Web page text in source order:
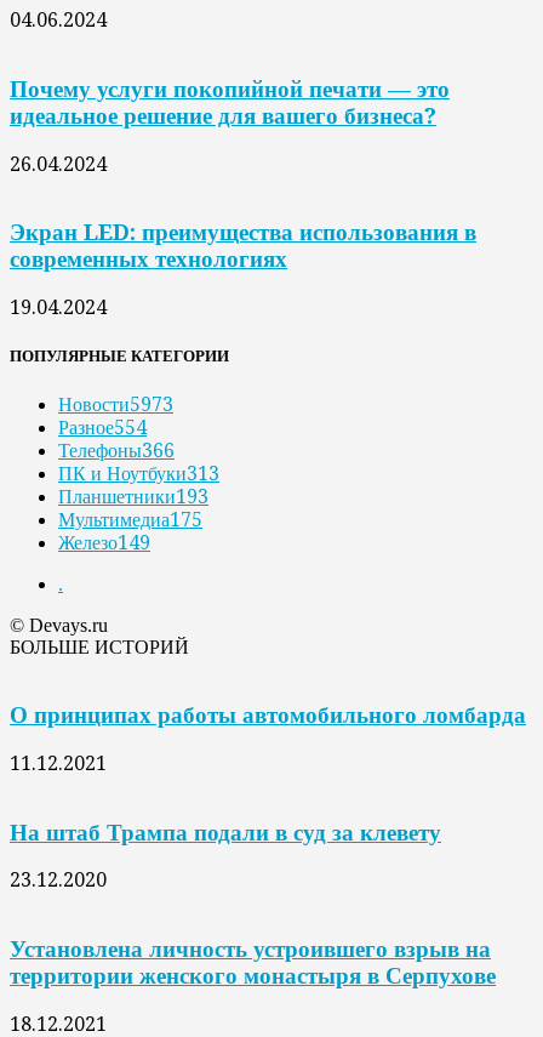
04.06.2024
Почему услуги покопийной печати — это
идеальное решение для вашего бизнеса?
26.04.2024
Экран LED: преимущества использования в
современных технологиях
19.04.2024
ПОПУЛЯРНЫЕ КАТЕГОРИИ
Новости5973
Разное554
Телефоны366
ПК и Ноутбуки313
Планшетники193
Мультимедиа175
Железо149
.
© Devays.ru
БОЛЬШЕ ИСТОРИЙ
О принципах работы автомобильного ломбарда
11.12.2021
На штаб Трампа подали в суд за клевету
23.12.2020
Установлена личность устроившего взрыв на
территории женского монастыря в Серпухове
18.12.2021